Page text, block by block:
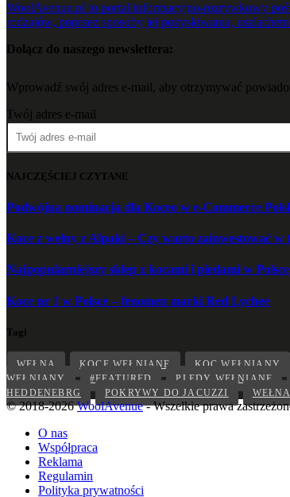
WoolAvenue.pl to portal informacyjno-rozrywkowy
rodzajów, poprzez sposoby jej pozyskiwania,
Dołącz do naszego newslettera:
Wprowadź swój adres e-mail, aby otrzymywać
Twój adres e-mail
NAJCZĘŚCIEJ CZYTANE
Podwójna nominacja dla Koceo w e-Commerce
Koce z wełny z Alpaki – Czy warto zainwestować w
Najpopularniejszy sklep z kocami i pledami w Polsce
Koce nr 1 w Polsce – fenomen marki Red Lychee
Tagi
WEŁNA KOCE WEŁNIANE KOC WEŁNIANY
WEŁNIANY
#FEATURED PLEDY WEŁNIANE
HEDDENEBRG
POKRYWY DO JACUZZI
© 2018-2026WoolAvenue- Wszelkie prawa
O nas
Współpraca
Reklama
Regulamin
Polityka prywatności